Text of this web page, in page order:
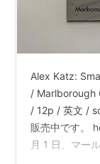
Alex Katz:
/ Marlborough
/ 12p / 英文 /
販売中です。
月 1 日、マー